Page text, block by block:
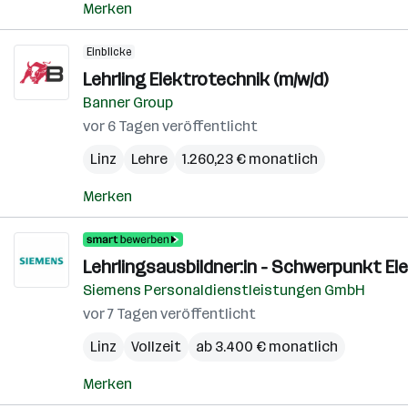
Merken
Einblicke
Lehrling Elektrotechnik (m/w/d)
Banner Group
vor 6 Tagen veröffentlicht
Linz
Lehre 1.260,23 € monatlich
Merken
Lehrlingsausbildner:in - Schwerpunkt
Siemens Personaldienstleistungen GmbH
vor 7 Tagen veröffentlicht
Linz
Vollzeit ab 3.400 € monatlich
Merken